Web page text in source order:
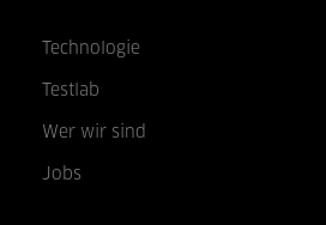
Technologie
Testlab
Wer wir sind
Jobs